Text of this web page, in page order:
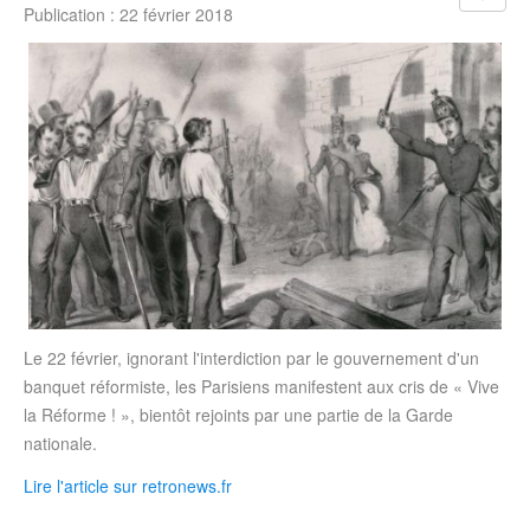
Publication : 22 février 2018
Le 22 février, ignorant l'interdiction par le gouvernement d'un
banquet réformiste, les Parisiens manifestent aux cris de « Vive
la Réforme ! », bientôt rejoints par une partie de la Garde
nationale.
Lire l'article sur retronews.fr